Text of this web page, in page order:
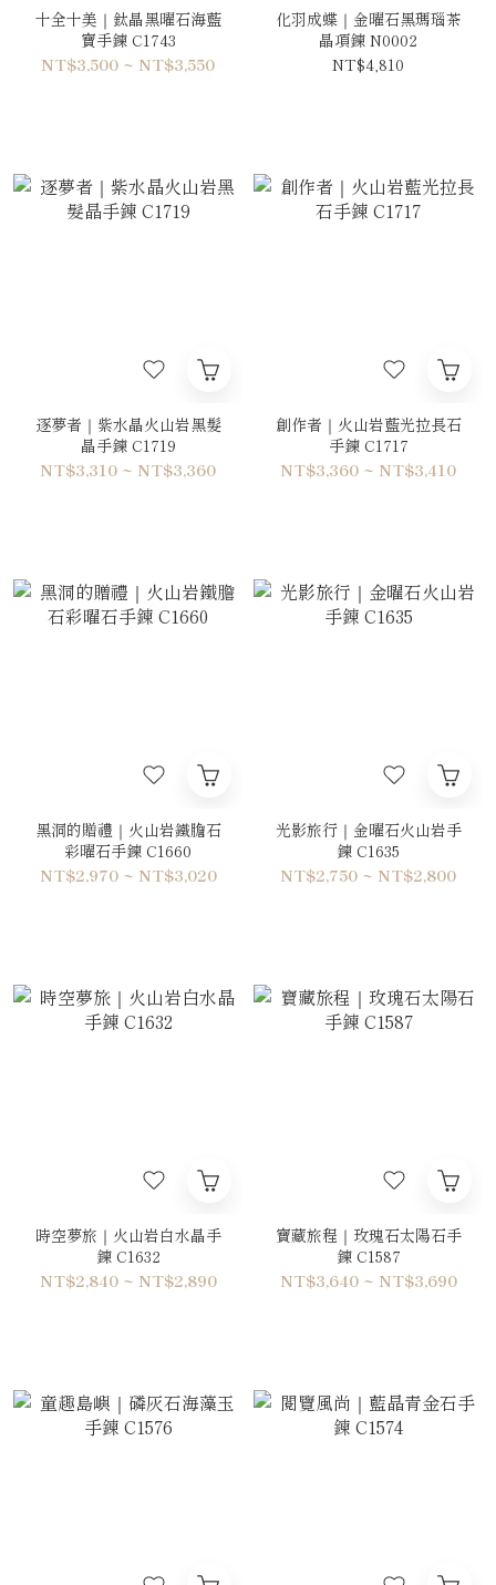
十全十美｜鈦晶黑曜石海藍
寶手鍊 C1743
NT$3,500 ~ NT$3,550
化羽成蝶｜金曜石黑瑪瑙茶
晶項鍊 N0002
NT$4,810
逐夢者｜紫水晶火山岩黑髮
晶手鍊 C1719
NT$3,310 ~ NT$3,360
創作者｜火山岩藍光拉長石
手鍊 C1717
NT$3,360 ~ NT$3,410
黑洞的贈禮｜火山岩鐵膽石
彩曜石手鍊 C1660
NT$2,970 ~ NT$3,020
光影旅行｜金曜石火山岩手
鍊 C1635
NT$2,750 ~ NT$2,800
時空夢旅｜火山岩白水晶手
鍊 C1632
NT$2,840 ~ NT$2,890
寶藏旅程｜玫瑰石太陽石手
鍊 C1587
NT$3,640 ~ NT$3,690